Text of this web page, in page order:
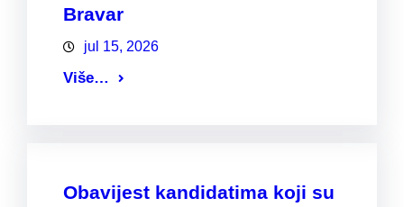
Bravar
jul 15, 2026
Više…
Obavijest kandidatima koji su